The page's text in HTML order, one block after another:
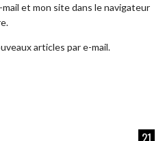
et mon site dans le navigateur
articles par e-mail.